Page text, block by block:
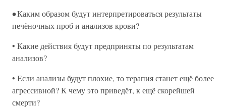
•Каким образом будут интерпретироваться результаты
печёночных проб и анализов крови?
• Какие действия будут предприняты по результатам
анализов?
• Если анализы будут плохие, то терапия станет ещё более
агрессивной? К чему это приведёт, к ещё скорейшей
смерти?